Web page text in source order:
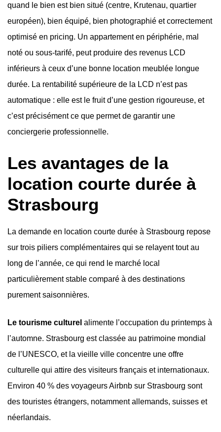
quand le bien est bien situé (centre, Krutenau, quartier
européen), bien équipé, bien photographié et correctement
optimisé en pricing. Un appartement en périphérie, mal
noté ou sous-tarifé, peut produire des revenus LCD
inférieurs à ceux d’une bonne location meublée longue
durée. La rentabilité supérieure de la LCD n’est pas
automatique : elle est le fruit d’une gestion rigoureuse, et
c’est précisément ce que permet de garantir une
conciergerie professionnelle.
Les avantages de la
location courte durée à
Strasbourg
La demande en location courte durée à Strasbourg repose
sur trois piliers complémentaires qui se relayent tout au
long de l’année, ce qui rend le marché local
particulièrement stable comparé à des destinations
purement saisonnières.
Le tourisme culturel alimente l’occupation du printemps à
l’automne. Strasbourg est classée au patrimoine mondial
de l’UNESCO, et la vieille ville concentre une offre
culturelle qui attire des visiteurs français et internationaux.
Environ 40 % des voyageurs Airbnb sur Strasbourg sont
des touristes étrangers, notamment allemands, suisses et
néerlandais.